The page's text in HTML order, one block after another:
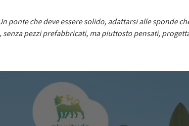
ponte che deve essere solido, adattarsi alle sponde
pezzi prefabbricati, ma piuttosto pensati,